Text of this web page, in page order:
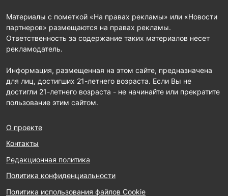
Материалы с пометкой «На правах рекламы» или «Новости
партнеров» размещаются на правах рекламы.
Ответственность за содержание таких материалов несет
рекламодатель.
Информация, размещенная на этом сайте, предназначена
для лиц, достигших 21-летнего возраста. Если Вы не
достигли 21-летнего возраста - не начинайте или прекратите
пользование этим сайтом.
О проекте
Контакты
Редакционная политика
Политика конфиденциальности
Политика использования файлов Cookie